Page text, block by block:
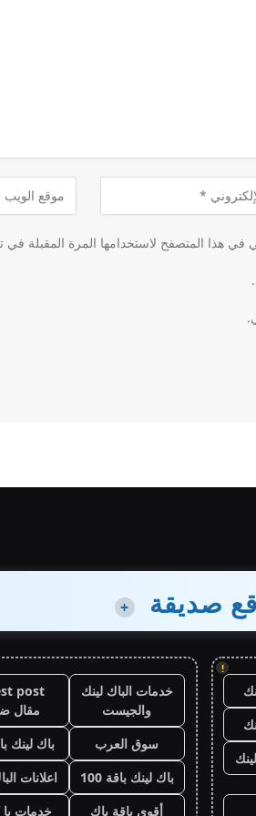
في هذا المتصفح لاستخدامها المرة المقبلة في
صديقة +
!
خدمات الباك لينك
والجيست
post
مقال
سوق العرب
باك لينك
باك لينك باقة 100
اعلانات
أقوى باقة باك
خدمات با